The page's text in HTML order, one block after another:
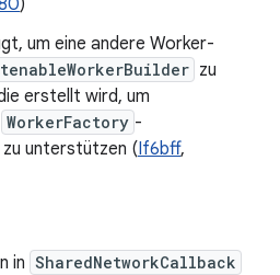
)
um eine andere Worker-
zu
erstellt wird, um
WorkerFactory -
zu unterstützen (If6bff,
in SharedNetworkCallback